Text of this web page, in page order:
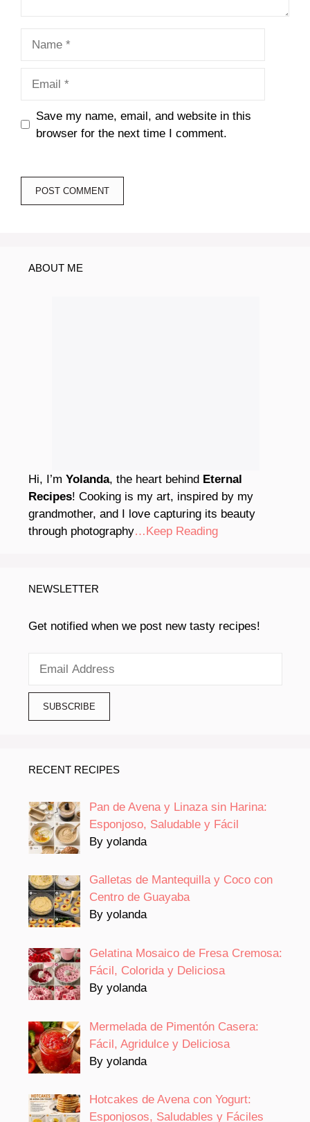
Save my name, email, and website in this
browser for the next time I comment.
ABOUT ME
Hi, I’m Yolanda, the heart behind Eternal
Recipes! Cooking is my art, inspired by my
grandmother, and I love capturing its beauty
through photography…Keep Reading
NEWSLETTER
Get notified when we post new tasty recipes!
RECENT RECIPES
Pan de Avena y Linaza sin Harina:
Esponjoso, Saludable y Fácil
By yolanda
Galletas de Mantequilla y Coco con
Centro de Guayaba
By yolanda
Gelatina Mosaico de Fresa Cremosa:
Fácil, Colorida y Deliciosa
By yolanda
Mermelada de Pimentón Casera:
Fácil, Agridulce y Deliciosa
By yolanda
Hotcakes de Avena con Yogurt:
Esponjosos, Saludables y Fáciles